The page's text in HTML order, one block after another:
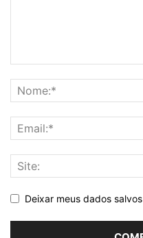
Deixar meus dados salvos